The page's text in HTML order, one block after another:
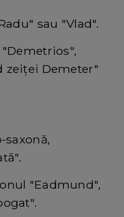
sau "Vlad".
zeiței Demeter"
saxonă,
"Eadmund",